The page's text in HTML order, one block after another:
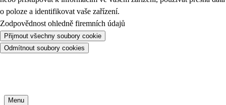
o poloze a identifikovat vaše zařízení.
Zodpovědnost ohledně firemních údajů
Přijmout všechny soubory cookie
Odmítnout soubory cookies
Menu